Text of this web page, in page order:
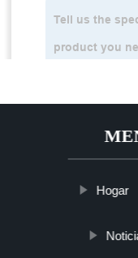
Hogar